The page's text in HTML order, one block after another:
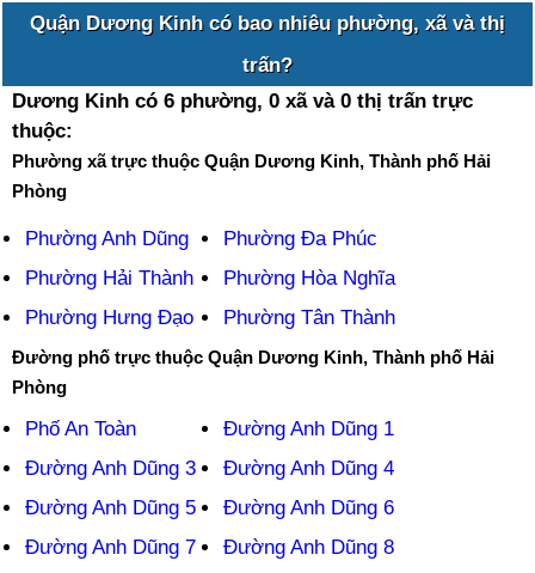
Quận Dương Kinh có bao nhiêu phường, xã và thị
trấn?
Dương Kinh có 6 phường, 0 xã và 0 thị trấn trực
thuộc:
Phường xã trực thuộc Quận Dương Kinh, Thành phố Hải
Phòng
Phường Anh Dũng
Phường Đa Phúc
Phường Hải Thành
Phường Hòa Nghĩa
Phường Hưng Đạo
Phường Tân Thành
Đường phố trực thuộc Quận Dương Kinh, Thành phố Hải
Phòng
Phố An Toàn
Đường Anh Dũng 1
Đường Anh Dũng 3
Đường Anh Dũng 4
Đường Anh Dũng 5
Đường Anh Dũng 6
Đường Anh Dũng 7
Đường Anh Dũng 8